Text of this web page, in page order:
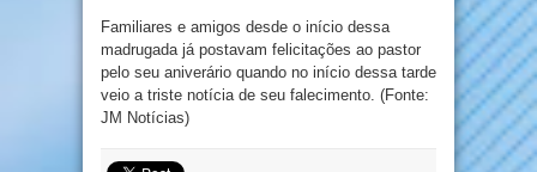
Familiares e amigos desde o início dessa
madrugada já postavam felicitações ao pastor
pelo seu aniverário quando no início dessa tarde
veio a triste notícia de seu falecimento. (Fonte:
JM Notícias)